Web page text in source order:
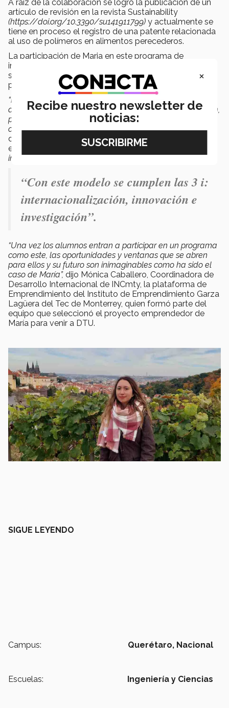
A raíz de la colaboración se logró la publicación de un
artículo de revisión en la revista Sustainability
(https://doi.org/10.3390/su141911799) y actualmente se
tiene en proceso el registro de una patente relacionada
al uso de polímeros en alimentos perecederos.
La participación de Maria en este programa de
intercambio académico orientado a la investigación ha
sido pionero por ser la estudiante la que propuso su
propio proyecto.
“María confirma algo que ya sabemos y es que si
apoyamos a alumnos con grandes ideas y determinación,
podemos impactar a retos globales a través de la
colaboración internacional”,dijo al respecto Ana Soriano,
directora de la oficina de enlace del Tec de Monterrey
en Dinamarca.
“Con este modelo se cumplen las 3 i:
internacionalización, innovación e investigación”.
“Con este modelo se cumplen las 3 i:
internacionalización, innovación e
investigación”.
“Una vez los alumnos entran a participar en un programa
como este, las oportunidades y ventanas que se abren
para ellos y su futuro son inimaginables como ha sido el
caso de María”, dijo Mónica Caballero, Coordinadora de
Desarrollo Internacional de INCmty, la plataforma de
Emprendimiento del Instituto de Emprendimiento Garza
Lagüera del Tec de Monterrey, quien formó parte del
equipo que seleccionó el proyecto emprendedor de
María para venir a DTU.
SIGUE LEYENDO
Campus: Querétaro, Nacional
Escuelas: Ingeniería y Ciencias
×
Recibe nuestro newsletter de
noticias: